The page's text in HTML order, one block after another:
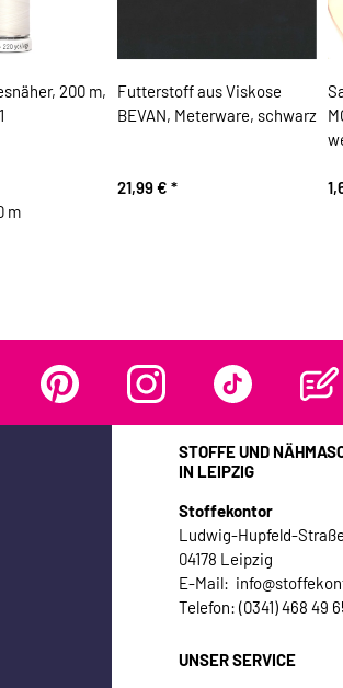
200 m,
m
Futterstoff aus Viskose
BEVAN, Meterware, schwarz
21,99 € *
STOFFE UND
IN LEIPZIG
Stoffekontor
Ludwig-Hupfeld-
04178 Leipzig
E-Mail:
Telefon: (0341) 468 49
UNSER SERVICE